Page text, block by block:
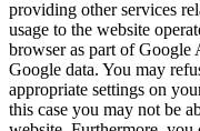
providing other services
usage to the website
browser as part of
Google data. You may
appropriate settings on
this case you may not be